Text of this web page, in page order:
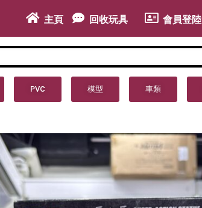
主頁 回收玩具 會員登陸
PVC 模型 車類